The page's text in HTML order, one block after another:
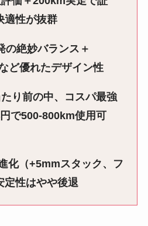
適性が抜群
の絶妙バランス＋
ど優れたデザイン性
り前の中、コスパ最強
で500-800km使用可
化（+5mmスタック、フ
定性はやや後退